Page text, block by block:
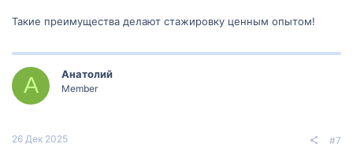
Такие преимущества делают стажировку ценным опытом!
А Анатолий
Member
26 Дек 2025 #7